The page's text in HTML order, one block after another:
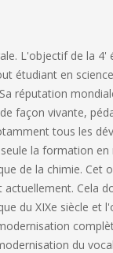
L'objectif de la
étudiant en
réputation
façon vivante,
tous les
la formation
de la chimie. Cet
Cela
du XIXe siècle
du